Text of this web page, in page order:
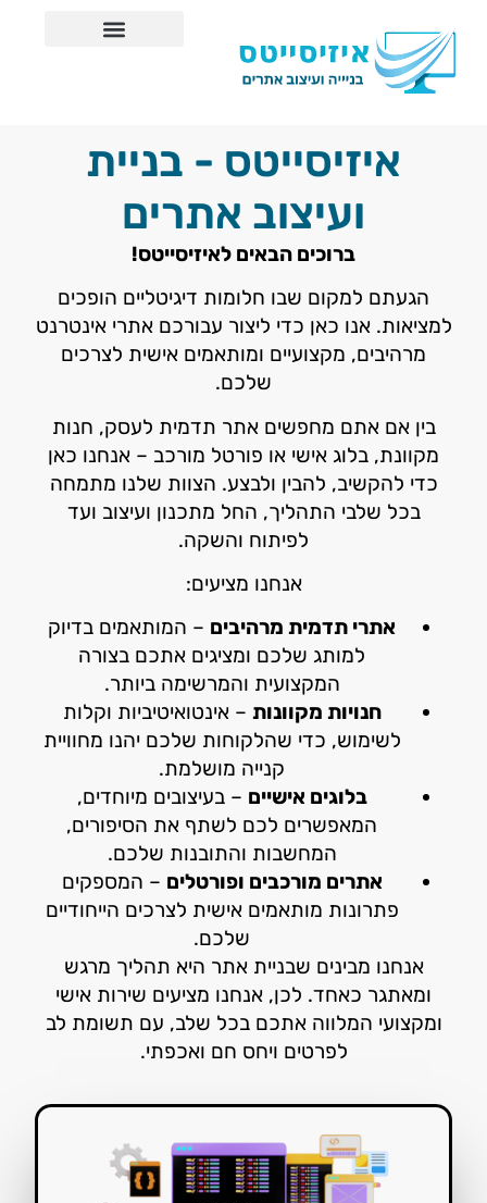
איזיסייטס - בניית
ועיצוב אתרים
ברוכים הבאים לאיזיסייטס!
הגעתם למקום שבו חלומות דיגיטליים הופכים
למציאות. אנו כאן כדי ליצור עבורכם אתרי אינטרנט
מרהיבים, מקצועיים ומותאמים אישית לצרכים
שלכם.
בין אם אתם מחפשים אתר תדמית לעסק, חנות
מקוונת, בלוג אישי או פורטל מורכב – אנחנו כאן
כדי להקשיב, להבין ולבצע. הצוות שלנו מתמחה
בכל שלבי התהליך, החל מתכנון ועיצוב ועד
לפיתוח והשקה.
אנחנו מציעים:
אתרי תדמית מרהיבים – המותאמים בדיוק
למותג שלכם ומציגים אתכם בצורה
המקצועית והמרשימה ביותר.
חנויות מקוונות – אינטואיטיביות וקלות
לשימוש, כדי שהלקוחות שלכם יהנו מחוויית
קנייה מושלמת.
בלוגים אישיים – בעיצובים מיוחדים,
המאפשרים לכם לשתף את הסיפורים,
המחשבות והתובנות שלכם.
אתרים מורכבים ופורטלים – המספקים
פתרונות מותאמים אישית לצרכים הייחודיים
שלכם.
אנחנו מבינים שבניית אתר היא תהליך מרגש
ומאתגר כאחד. לכן, אנחנו מציעים שירות אישי
ומקצועי המלווה אתכם בכל שלב, עם תשומת לב
לפרטים ויחס חם ואכפתי.